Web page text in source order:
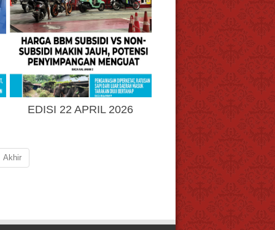
EDISI 22 APRIL 2026
Akhir